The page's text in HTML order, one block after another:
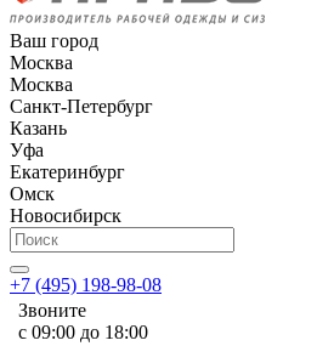
Ваш город
Москва
Москва
Санкт-Петербург
Казань
Уфа
Екатеринбург
Омск
Новосибирск
+7 (495) 198-98-08
Звоните
с 09:00 до 18:00